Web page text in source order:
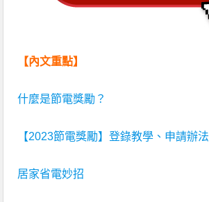
【內文重點】
什麼是節電獎勵？
【2023節電獎勵】登錄教學、申請辦法
居家省電妙招